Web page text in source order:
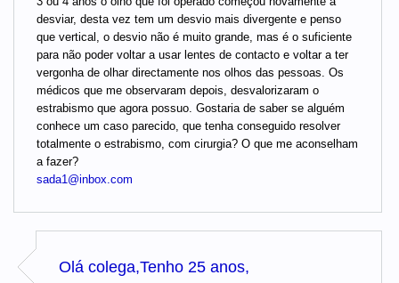
desviar, desta vez tem um desvio mais divergente e penso
que vertical, o desvio não é muito grande, mas é o suficiente
para não poder voltar a usar lentes de contacto e voltar a ter
vergonha de olhar directamente nos olhos das pessoas. Os
médicos que me observaram depois, desvalorizaram o
estrabismo que agora possuo. Gostaria de saber se alguém
conhece um caso parecido, que tenha conseguido resolver
totalmente o estrabismo, com cirurgia? O que me aconselham
a fazer?
sada1@inbox.com
Olá colega,Tenho 25 anos,